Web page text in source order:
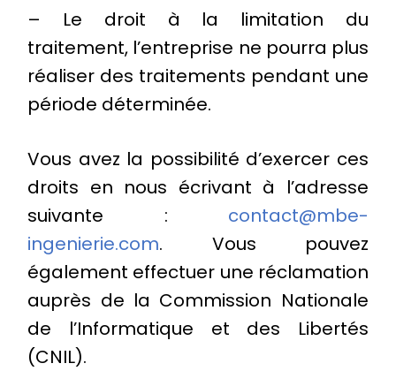
– Le droit à la limitation du
traitement, l’entreprise ne pourra plus
réaliser des traitements pendant une
période déterminée.
Vous avez la possibilité d’exercer ces
droits en nous écrivant à l’adresse
suivante : contact@mbe-
ingenierie.com. Vous pouvez
également effectuer une réclamation
auprès de la Commission Nationale
de l’Informatique et des Libertés
(CNIL).